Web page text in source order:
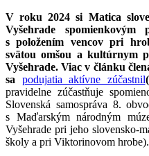
V roku 2024 si Matica
Vyšehrade
s položením vencov pri
svätou omšou a kultúrnym
Vyšehrade. Viac v článku
sa podujatia aktívne zúčastnil(
pravidelne zúčastňuje
Slovenská samospráva 8.
s Maďarským národným
Vyšehrade pri jeho slovensko-
školy a pri Viktorinovom hrobe).